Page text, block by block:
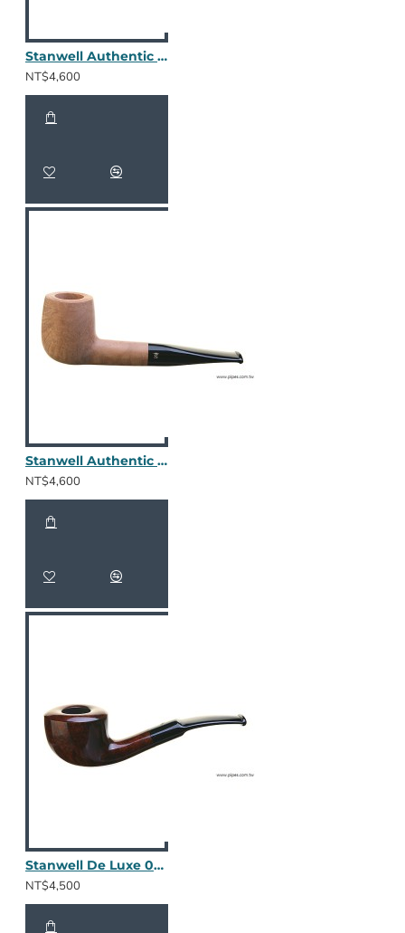
Stanwell Authentic 063
NT$4,600
Stanwell Authentic 088
NT$4,600
Stanwell De Luxe 086 - 棕色光面
NT$4,500